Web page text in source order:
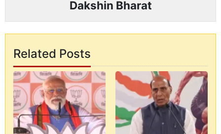
Dakshin Bharat
Related Posts